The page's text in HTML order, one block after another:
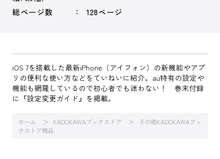
総ページ数 128ページ
iOS 7を搭載した最新iPhone（アイフォン）の新機能やアプ
リの便利な使い方などをていねいに紹介。au特有の設定や
機能も網羅しているので初心者でも迷わない！ 巻末付録
に『設定変更ガイド』を掲載。
ホーム KADOKAWAブックストア
その他KADOKAWAブッ
クストア商品